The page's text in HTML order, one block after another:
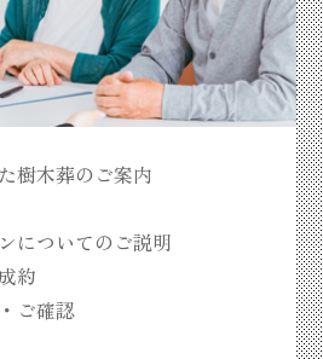
樹木葬のご案内
についてのご説明
約
ご確認